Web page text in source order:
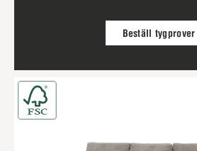
Beställ tygprover